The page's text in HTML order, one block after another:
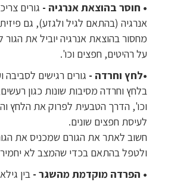
• חוסר בהוצאת אנרגיה - גורים
אנרגיה (בהתאם לגיל ולגזע), גם
מחסור בהוצאת אנרגיה יוביל את
על רהיטים, חפצים וכו'.
•לחץ וחרדה - גורים רגישים לסביבה
בלחץ וחרדה מסיבות שונות כגון
וכו', הדרך הטבעית לפרוק את הלחץ
לעיסת חפצים שונים.
חשוב לאתר את הגורם שמכניס את
ולטפל בהתאם בכדי שהמצב לא
• הפרדה מוקדמת מהשגר -